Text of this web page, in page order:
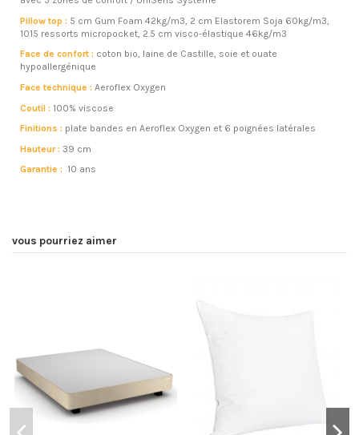
Pillow top : 5 cm Gum Foam 42kg/m3, 2 cm Elastorem Soja 60kg/m3,
1015 ressorts micropocket, 2.5 cm visco-élastique 46kg/m3
Face de confort : coton bio, laine de Castille, soie et ouate
hypoallergénique
Face technique : Aeroflex Oxygen
Coutil : 100% viscose
Finitions : plate bandes en Aeroflex Oxygen et 6 poignées latérales
Hauteur : 39 cm
Garantie : 10 ans
vous pourriez aimer